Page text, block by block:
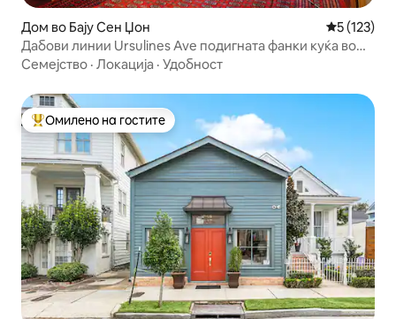
Дом во Бају Сен Џон Просечна
5 (123)
Дабови линии Ursulines Ave подигната фанки куќа во
стил
Семејство · Локација · Удобност
Меѓу најуспешните „Омилени на гостите“
Омилено на гостите